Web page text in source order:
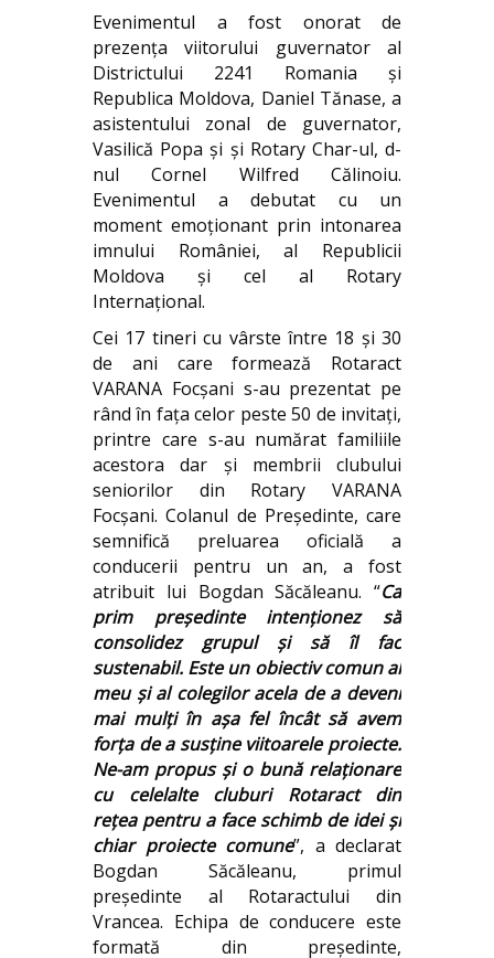
Evenimentul a fost onorat de
prezenţa viitorului guvernator al
Districtului 2241 Romania şi
Republica Moldova, Daniel Tănase, a
asistentului zonal de guvernator,
Vasilică Popa și şi Rotary Char-ul, d-
nul Cornel Wilfred Călinoiu.
Evenimentul a debutat cu un
moment emoţionant prin intonarea
imnului României, al Republicii
Moldova şi cel al Rotary
Internaţional.
Cei 17 tineri cu vârste între 18 și 30
de ani care formează Rotaract
VARANA Focşani s-au prezentat pe
rând în faţa celor peste 50 de invitaţi,
printre care s-au numărat familiile
acestora dar şi membrii clubului
seniorilor din Rotary VARANA
Focșani. Colanul de Preşedinte, care
semnifică preluarea oficială a
conducerii pentru un an, a fost
atribuit lui Bogdan Săcăleanu. “Ca
prim preşedinte intenţionez să
consolidez grupul şi să îl fac
sustenabil. Este un obiectiv comun al
meu şi al colegilor acela de a deveni
mai mulţi în aşa fel încât să avem
forţa de a susţine viitoarele proiecte.
Ne-am propus şi o bună relaţionare
cu celelalte cluburi Rotaract din
reţea pentru a face schimb de idei şi
chiar proiecte comune”, a declarat
Bogdan Săcăleanu, primul
preşedinte al Rotaractului din
Vrancea. Echipa de conducere este
formată din preşedinte,